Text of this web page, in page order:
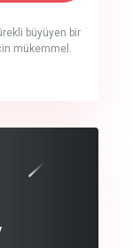
büyüyen bir
mükemmel.